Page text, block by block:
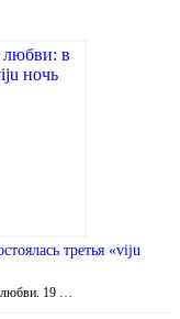
третья «viju
любви. 19 …